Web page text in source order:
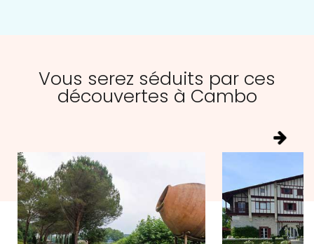
Vous serez séduits par ces
découvertes à Cambo